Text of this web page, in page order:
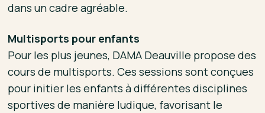
dans un cadre agréable.
Multisports pour enfants
Pour les plus jeunes, DAMA Deauville propose des
cours de multisports. Ces sessions sont conçues
pour initier les enfants à différentes disciplines
sportives de manière ludique, favorisant le